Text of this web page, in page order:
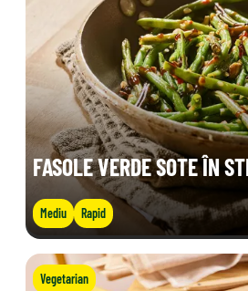
FASOLE VERDE SOTE ÎN
Mediu Rapid
Vegetarian